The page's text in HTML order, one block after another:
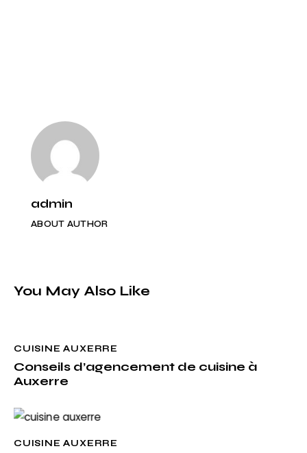
admin
ABOUT AUTHOR
You May Also Like
CUISINE AUXERRE
Conseils d’agencement de cuisine à
Auxerre
CUISINE AUXERRE